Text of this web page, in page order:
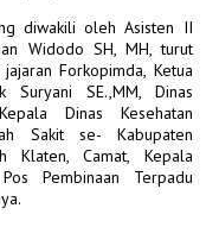
diwakili oleh Asisten II
Widodo SH, MH, turut
Forkopimda, Ketua
Suryani SE.,MM, Dinas
Dinas Kesehatan
Sakit se- Kabupaten
Klaten, Camat, Kepala
Pembinaan Terpadu